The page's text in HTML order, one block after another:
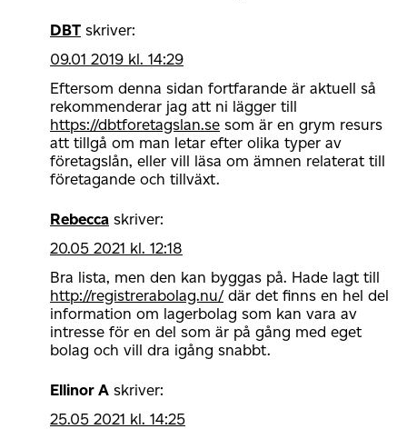
DBT skriver:
09.01 2019 kl. 14:29
Eftersom denna sidan fortfarande är aktuell så
rekommenderar jag att ni lägger till
https://dbtforetagslan.se som är en grym resurs
att tillgå om man letar efter olika typer av
företagslån, eller vill läsa om ämnen relaterat till
företagande och tillväxt.
Rebecca skriver:
20.05 2021 kl. 12:18
Bra lista, men den kan byggas på. Hade lagt till
http://registrerabolag.nu/där det finns en hel del
information om lagerbolag som kan vara av
intresse för en del som är på gång med eget
bolag och vill dra igång snabbt.
Ellinor A skriver:
25.05 2021 kl. 14:25